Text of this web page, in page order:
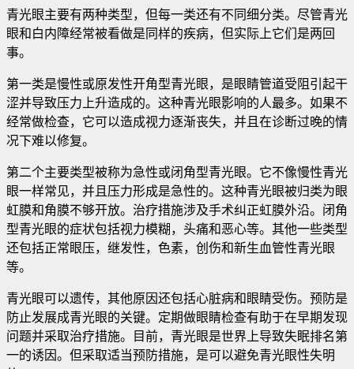
青光眼主要有两种类型，但每一类还有不同细分类。尽管青光
眼和白内障经常被看做是同样的疾病，但实际上它们是两回
事。
第一类是慢性或原发性开角型青光眼，是眼睛管道受阻引起干
涩并导致压力上升造成的。这种青光眼影响的人最多。如果不
经常做检查，它可以造成视力逐渐丧失，并且在诊断过晚的情
况下难以修复。
第二个主要类型被称为急性或闭角型青光眼。它不像慢性青光
眼一样常见，并且压力形成是急性的。这种青光眼被归类为眼
虹膜和角膜不够开放。治疗措施涉及手术纠正虹膜外沿。闭角
型青光眼的症状包括视力模糊，头痛和恶心等。其他一些类型
还包括正常眼压，继发性，色素，创伤和新生血管性青光眼
等。
青光眼可以遗传，其他原因还包括心脏病和眼睛受伤。预防是
防止发展成青光眼的关键。定期做眼睛检查有助于在早期发现
问题并采取治疗措施。目前，青光眼是世界上导致失眠排名第
一的诱因。但采取适当预防措施，是可以避免青光眼性失明